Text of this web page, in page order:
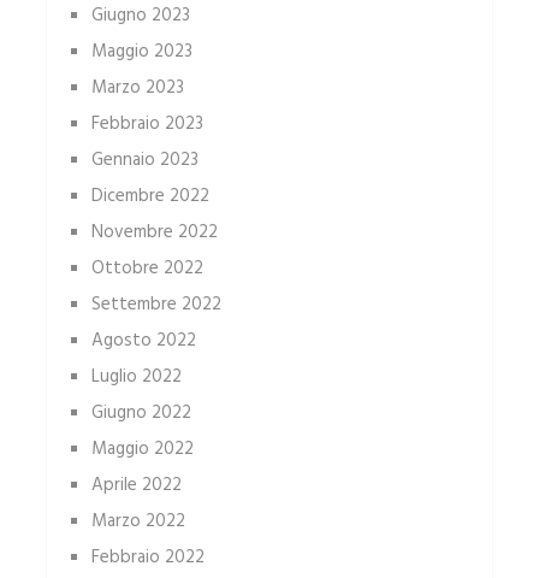
Giugno 2023
Maggio 2023
Marzo 2023
Febbraio 2023
Gennaio 2023
Dicembre 2022
Novembre 2022
Ottobre 2022
Settembre 2022
Agosto 2022
Luglio 2022
Giugno 2022
Maggio 2022
Aprile 2022
Marzo 2022
Febbraio 2022